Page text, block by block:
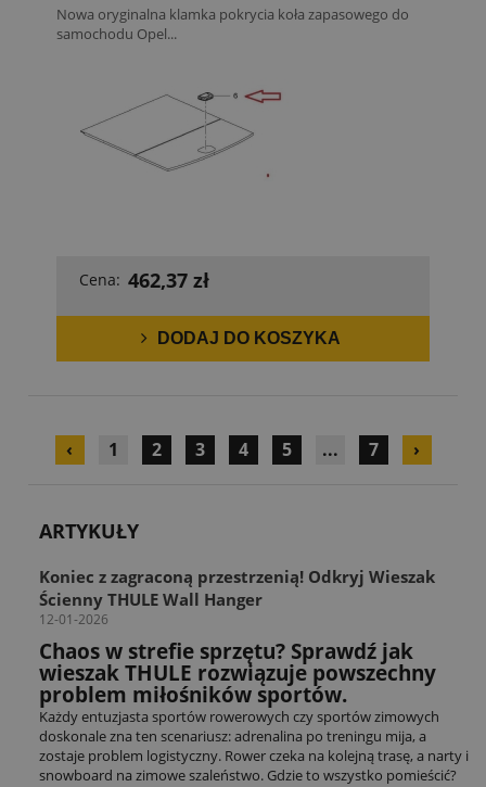
Nowa oryginalna klamka pokrycia koła zapasowego do
samochodu Opel...
Cena: 462,37 zł
DODAJ DO KOSZYKA
‹ 1 2 3 4 5 ... 7 ›
ARTYKUŁY
Koniec z zagraconą przestrzenią! Odkryj Wieszak
Ścienny THULE Wall Hanger
12-01-2026
Chaos w strefie sprzętu? Sprawdź jak
wieszak THULE rozwiązuje powszechny
problem miłośników sportów.
Każdy entuzjasta sportów rowerowych czy sportów zimowych
doskonale zna ten scenariusz: adrenalina po treningu mija, a
zostaje problem logistyczny. Rower czeka na kolejną trasę, a narty i
snowboard na zimowe szaleństwo. Gdzie to wszystko pomieścić?